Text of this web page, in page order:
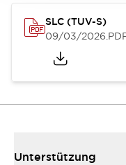
SLC (TUV-S)
09/03/2026
Unterstützung